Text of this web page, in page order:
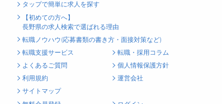
タップで簡単に求人を探す
【初めての方へ】
長野県の求人検索で選ばれる理由
転職ノウハウ(応募書類の書き方・面接対策など)
転職支援サービス
転職・採用コラム
よくあるご質問
個人情報保護方針
利用規約
運営会社
サイトマップ